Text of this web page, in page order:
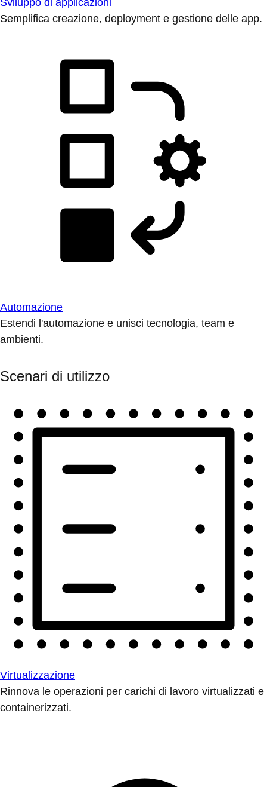
Sviluppo di applicazioni
Semplifica creazione, deployment e gestione delle app.
Automazione
Estendi l'automazione e unisci tecnologia, team e
ambienti.
Scenari di utilizzo
Virtualizzazione
Rinnova le operazioni per carichi di lavoro virtualizzati e
containerizzati.